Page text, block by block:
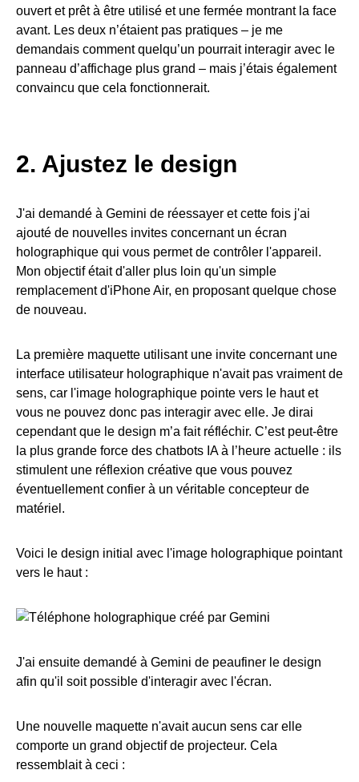
ouvert et prêt à être utilisé et une fermée montrant la face
avant. Les deux n’étaient pas pratiques – je me
demandais comment quelqu’un pourrait interagir avec le
panneau d’affichage plus grand – mais j’étais également
convaincu que cela fonctionnerait.
2. Ajustez le design
J'ai demandé à Gemini de réessayer et cette fois j'ai
ajouté de nouvelles invites concernant un écran
holographique qui vous permet de contrôler l'appareil.
Mon objectif était d'aller plus loin qu'un simple
remplacement d'iPhone Air, en proposant quelque chose
de nouveau.
La première maquette utilisant une invite concernant une
interface utilisateur holographique n'avait pas vraiment de
sens, car l'image holographique pointe vers le haut et
vous ne pouvez donc pas interagir avec elle. Je dirai
cependant que le design m’a fait réfléchir. C’est peut-être
la plus grande force des chatbots IA à l’heure actuelle : ils
stimulent une réflexion créative que vous pouvez
éventuellement confier à un véritable concepteur de
matériel.
Voici le design initial avec l'image holographique pointant
vers le haut :
J'ai ensuite demandé à Gemini de peaufiner le design
afin qu'il soit possible d'interagir avec l'écran.
Une nouvelle maquette n'avait aucun sens car elle
comporte un grand objectif de projecteur. Cela
ressemblait à ceci :